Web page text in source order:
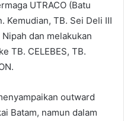
UTRACO (Batu
Kemudian, TB. Sei Deli III
dan melakukan
TB. CELEBES, TB.
outward
Batam, namun dalam